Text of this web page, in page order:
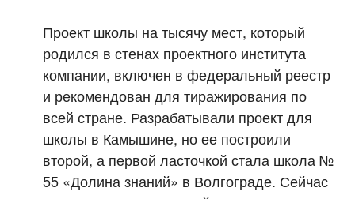
Проект школы на тысячу мест, который
родился в стенах проектного института
компании, включен в федеральный реестр
и рекомендован для тиражирования по
всей стране. Разрабатывали проект для
школы в Камышине, но ее построили
второй, а первой ласточкой стала школа №
55 «Долина знаний» в Волгограде. Сейчас